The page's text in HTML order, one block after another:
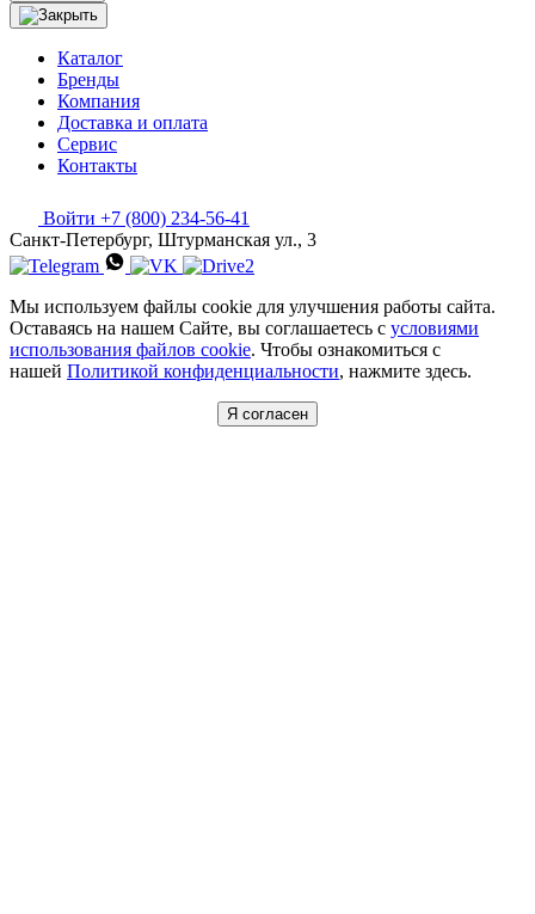
Каталог
Бренды
Компания
Доставка и оплата
Сервис
Контакты
Войти +7 (800) 234-56-41
Санкт-Петербург, Штурманская ул., 3
Мы используем файлы cookie для улучшения работы сайта.
Оставаясь на нашем Сайте, вы соглашаетесь с условиями
использования файлов cookie. Чтобы ознакомиться с
нашей Политикой конфиденциальности, нажмите здесь.
Я согласен